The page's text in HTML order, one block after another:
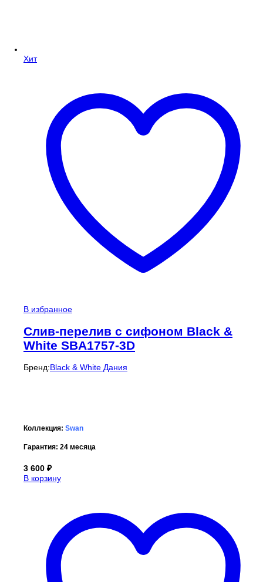
Хит
В избранное
Cлив-перелив c сифоном Black &
White SBA1757-3D
Бренд:Black & White Дания
Коллекция: Swan
Гарантия: 24 месяца
3 600 ₽
В корзину